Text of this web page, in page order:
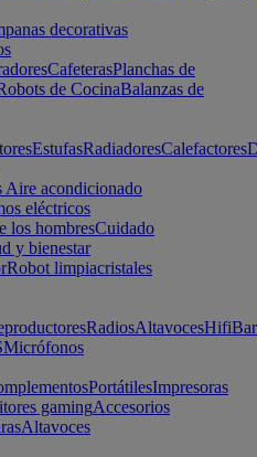
decorativas
CafeterasPlanchas de
de CocinaBalanzas de
EstufasRadiadoresCalefactores
Aire acondicionado
eléctricos
los hombresCuidado
y bienestar
Robot limpiacristales
RadiosAltavocesHifi
Micrófonos
PortátilesImpresoras
gamingAccesorios
Altavoces